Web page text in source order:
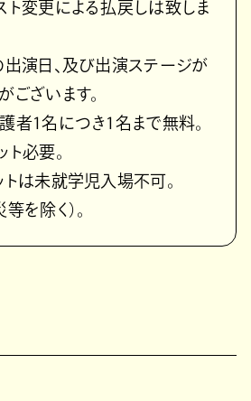
変更による払戻しは致しま
演日、及び出演ステージが
ございます。
者1名につき1名まで無料。
必要。
は未就学児入場不可。
を除く）。